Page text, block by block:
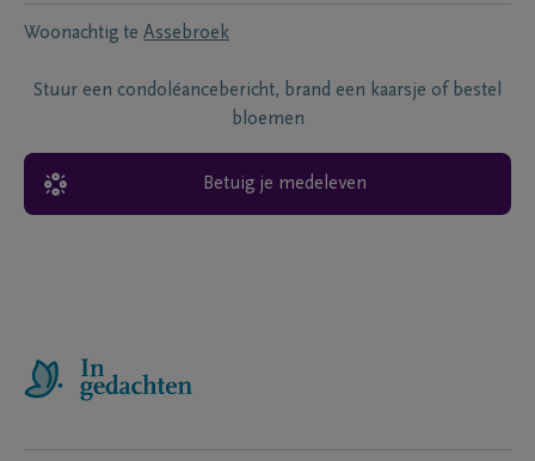
Woonachtig te Assebroek
Stuur een condoléancebericht, brand een kaarsje of bestel
bloemen
Betuig je medeleven